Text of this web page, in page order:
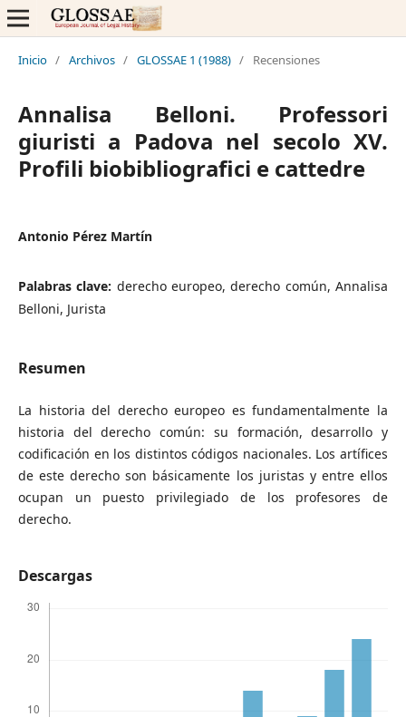
Inicio / Archivos / GLOSSAE 1 (1988) / Recensiones
Annalisa Belloni. Professori
giuristi a Padova nel secolo XV.
Profili biobibliografici e cattedre
Antonio Pérez Martín
Palabras clave: derecho europeo, derecho común, Annalisa
Belloni, Jurista
Resumen
La historia del derecho europeo es fundamentalmente la
historia del derecho común: su formación, desarrollo y
codificación en los distintos códigos nacionales. Los artífices
de este derecho son básicamente los juristas y entre ellos
ocupan un puesto privilegiado de los profesores de
derecho.
Descargas